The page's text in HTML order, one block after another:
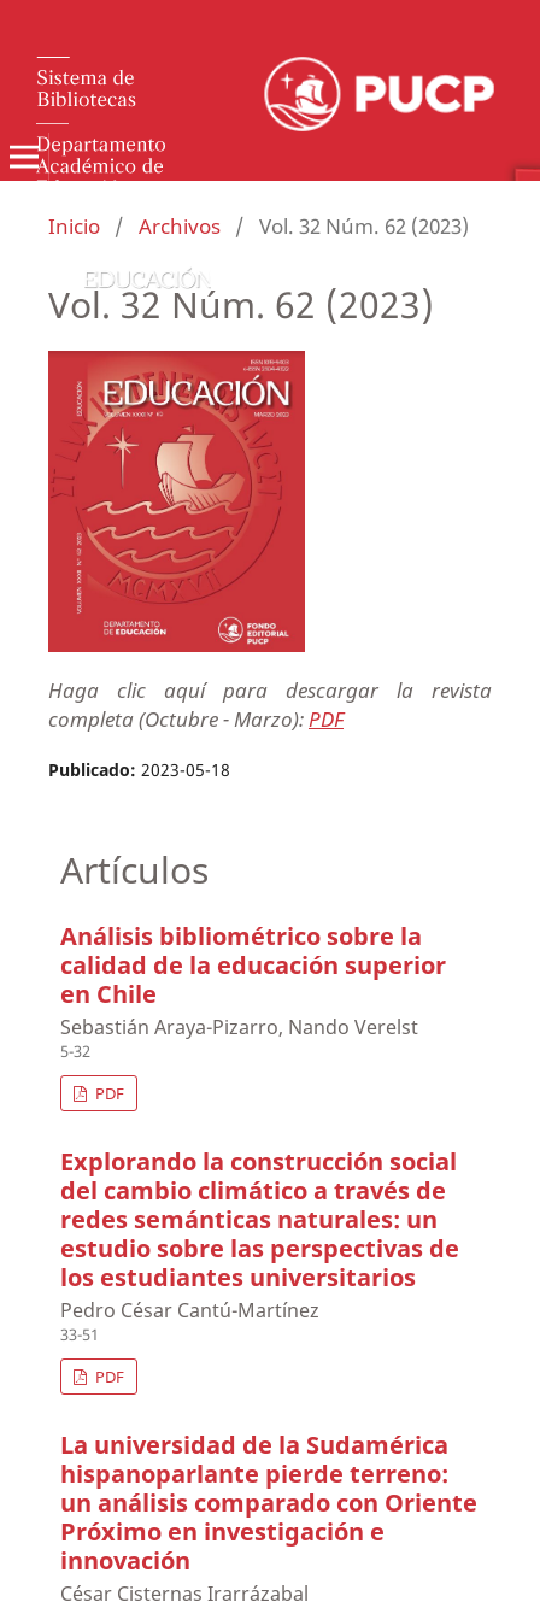
Inicio / Archivos / Vol. 32 Núm. 62 (2023)
Vol. 32 Núm. 62 (2023)
Haga clic aquí para descargar la revista
completa (Octubre - Marzo):PDF
Publicado: 2023-05-18
Artículos
Análisis bibliométrico sobre la
calidad de la educación superior
en Chile
Sebastián Araya-Pizarro, Nando Verelst
5-32
PDF
Explorando la construcción social
del cambio climático a través de
redes semánticas naturales: un
estudio sobre las perspectivas de
los estudiantes universitarios
Pedro César Cantú-Martínez
33-51
PDF
La universidad de la Sudamérica
hispanoparlante pierde terreno:
un análisis comparado con Oriente
Próximo en investigación e
innovación
César Cisternas Irarrázabal